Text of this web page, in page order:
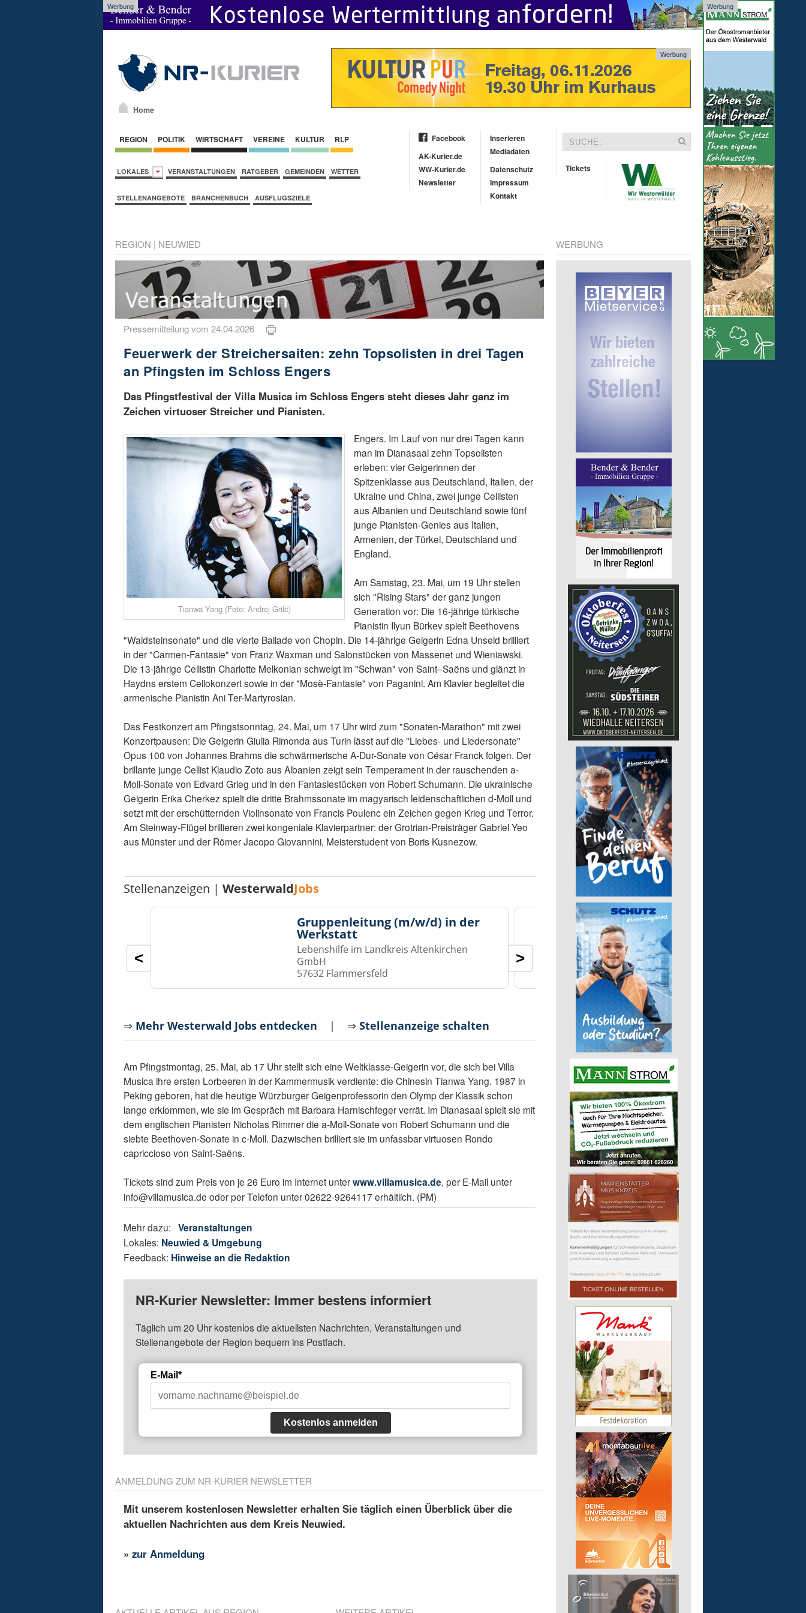
Werbung Werbung
Home
Werbung
REGION POLITIK WIRTSCHAFT VEREINE KULTUR RLP
LOKALES VERANSTALTUNGEN RATGEBER GEMEINDEN WETTER
STELLENANGEBOTE BRANCHENBUCH AUSFLUGSZIELE
Facebook
AK-Kurier.de
WW-Kurier.de
Newsletter
Inserieren
Mediadaten
Datenschutz
Impressum
Kontakt
Tickets
REGION | NEUWIED
Pressemitteilung vom 24.04.2026
Feuerwerk der Streichersaiten: zehn Topsolisten in drei Tagen
an Pfingsten im Schloss Engers
Das Pfingstfestival der Villa Musica im Schloss Engers steht dieses Jahr ganz im
Zeichen virtuoser Streicher und Pianisten.
Tianwa Yang (Foto: Andrej Grilc)
Engers. Im Lauf von nur drei Tagen kann
man im Dianasaal zehn Topsolisten
erleben: vier Geigerinnen der
Spitzenklasse aus Deutschland, Italien, der
Ukraine und China, zwei junge Cellisten
aus Albanien und Deutschland sowie fünf
junge Pianisten-Genies aus Italien,
Armenien, der Türkei, Deutschland und
England.
Am Samstag, 23. Mai, um 19 Uhr stellen
sich "Rising Stars" der ganz jungen
Generation vor: Die 16-jährige türkische
Pianistin Ilyun Bürkev spielt Beethovens
"Waldsteinsonate" und die vierte Ballade von Chopin. Die 14-jährige Geigerin Edna Unseld brilliert
in der "Carmen-Fantasie" von Franz Waxman und Salonstücken von Massenet und Wieniawski.
Die 13-jährige Cellistin Charlotte Melkonian schwelgt im "Schwan" von Saint–Saëns und glänzt in
Haydns erstem Cellokonzert sowie in der "Mosè-Fantasie" von Paganini. Am Klavier begleitet die
armenische Pianistin Ani Ter-Martyrosian.
Das Festkonzert am Pfingstsonntag, 24. Mai, um 17 Uhr wird zum "Sonaten-Marathon" mit zwei
Konzertpausen: Die Geigerin Giulia Rimonda aus Turin lässt auf die "Liebes- und Liedersonate"
Opus 100 von Johannes Brahms die schwärmerische A-Dur-Sonate von César Franck folgen. Der
brillante junge Cellist Klaudio Zoto aus Albanien zeigt sein Temperament in der rauschenden a-
Moll-Sonate von Edvard Grieg und in den Fantasiestücken von Robert Schumann. Die ukrainische
Geigerin Erika Cherkez spielt die dritte Brahmssonate im magyarisch leidenschaftlichen d-Moll und
setzt mit der erschütternden Violinsonate von Francis Poulenc ein Zeichen gegen Krieg und Terror.
Am Steinway-Flügel brillieren zwei kongeniale Klavierpartner: der Grotrian-Preisträger Gabriel Yeo
aus Münster und der Römer Jacopo Giovannini, Meisterstudent von Boris Kusnezow.
Stellenanzeigen |WesterwaldJobs
Gruppenleitung (m/w/d) in der
Werkstatt
Lebenshilfe im Landkreis Altenkirchen
GmbH
57632 Flammersfeld
pädagogische
in Teilzeit
Lebenshilfe im Landkreis
GmbH
57537 Wissen
< >
⇒ Mehr Westerwald Jobs entdecken | ⇒Stellenanzeige schalten
Am Pfingstmontag, 25. Mai, ab 17 Uhr stellt sich eine Weltklasse-Geigerin vor, die sich bei Villa
Musica ihre ersten Lorbeeren in der Kammermusik verdiente: die Chinesin Tianwa Yang. 1987 in
Peking geboren, hat die heutige Würzburger Geigenprofessorin den Olymp der Klassik schon
lange erklommen, wie sie im Gespräch mit Barbara Harnischfeger verrät. Im Dianasaal spielt sie mit
dem englischen Pianisten Nicholas Rimmer die a-Moll-Sonate von Robert Schumann und die
siebte Beethoven-Sonate in c-Moll. Dazwischen brilliert sie im unfassbar virtuosen Rondo
capriccioso von Saint-Saëns.
Tickets sind zum Preis von je 26 Euro im Internet unterwww.villamusica.de, per E-Mail unter
info@villamusica.de oder per Telefon unter 02622-9264117 erhältlich. (PM)
Mehr dazu:Veranstaltungen
Lokales: Neuwied & Umgebung
Feedback: Hinweise an die Redaktion
NR-Kurier Newsletter: Immer bestens informiert
Täglich um 20 Uhr kostenlos die aktuellsten Nachrichten, Veranstaltungen und
Stellenangebote der Region bequem ins Postfach.
E-Mail*
Kostenlos anmelden
ANMELDUNG ZUM NR-KURIER NEWSLETTER
Mit unserem kostenlosen Newsletter erhalten Sie täglich einen Überblick über die
aktuellen Nachrichten aus dem Kreis Neuwied.
»zur Anmeldung
WERBUNG